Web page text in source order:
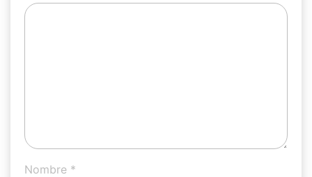
Nombre *